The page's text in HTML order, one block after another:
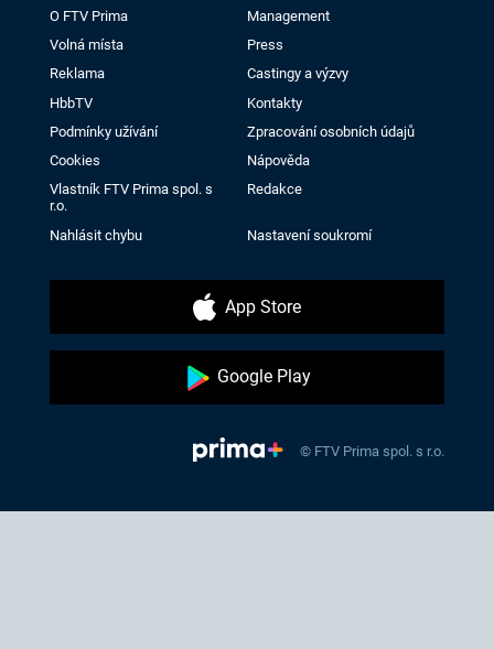
O FTV Prima
Management
Volná místa
Press
Reklama
Castingy a výzvy
HbbTV
Kontakty
Podmínky užívání
Zpracování osobních údajů
Cookies
Nápověda
Vlastník FTV Prima spol. s
r.o.
Redakce
Nahlásit chybu Nastavení soukromí
App Store
Google Play
© FTV Prima spol. s r.o.